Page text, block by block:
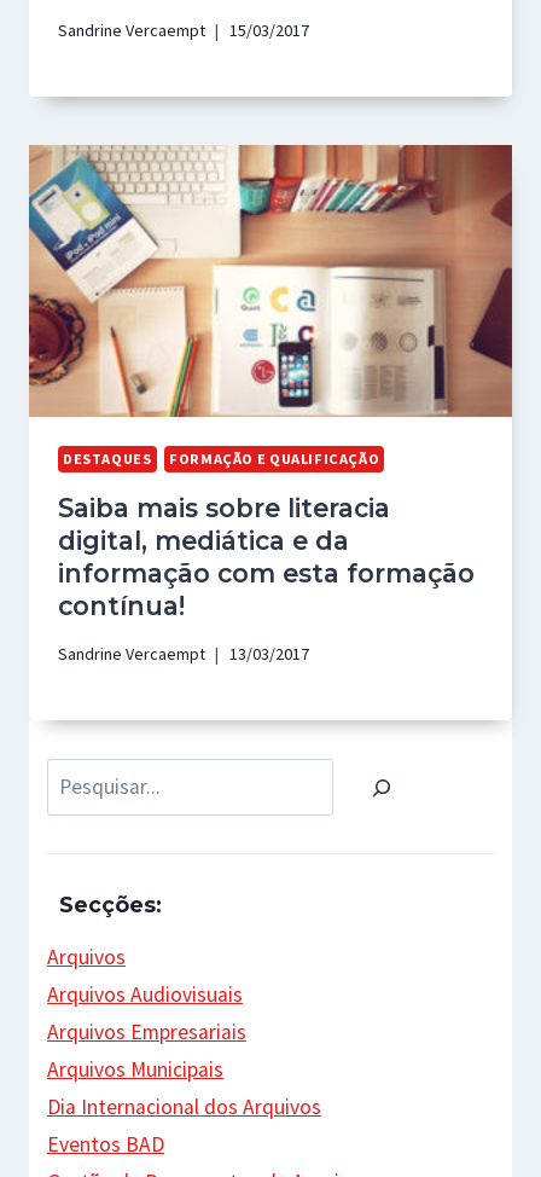
Sandrine Vercaempt 15/03/2017
DESTAQUES FORMAÇÃO E QUALIFICAÇÃO
Saiba mais sobre literacia
digital, mediática e da
informação com esta formação
contínua!
Sandrine Vercaempt 13/03/2017
Pesquisar
Secções:
Arquivos
Arquivos Audiovisuais
Arquivos Empresariais
Arquivos Municipais
Dia Internacional dos Arquivos
Eventos BAD